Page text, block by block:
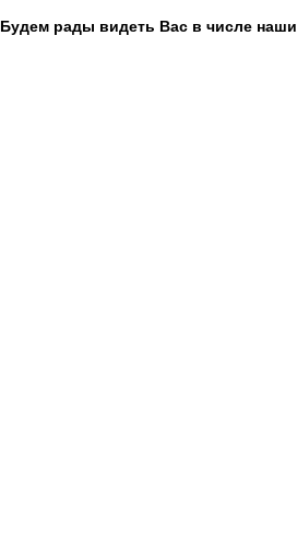
Будем рады видеть Вас в числе